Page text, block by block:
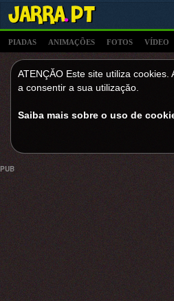
PIADAS ANIMAÇÕES FOTOS VÍDEO
ATENÇĂO Este site utiliza
a consentir a sua utilizaçăo.
Saiba mais sobre o uso de
PUB